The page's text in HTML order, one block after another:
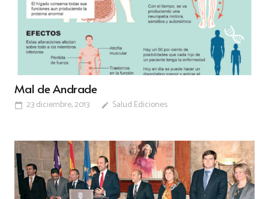
Mal de Andrade
calendar_today 23 diciembre, 2013 edit Salud Ediciones